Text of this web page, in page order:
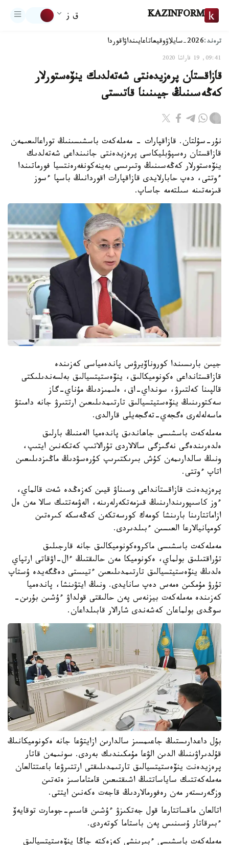
KAZINFORM ق ز
ترەند:2026-سايلاۋ وقيعاتاعايىنداۋاقوردا
09:41, 19 قاراشا 2020
قازاقستان پرەزيدەنتى شەتەلدىك ينۆەستورلار
كەڭەسىنىڭ جيىنىنا قاتىستى
نۇر-سۇلتان. قازاقپارات - مەملەكەت باسشىسىنىڭ توراعالىعىمەن
قازاقستان رەسپۋبليكاسى پرەزيدەنتى جانىنداعى شەتەلدىك
ينۆەستورلار كەڭەسىنىڭ وتىرىسى بەينەكونفەرەنتسيا فورماتىندا
ءوتتى، دەپ حابارلايدى قازاقپارات اقوردانىڭ باسپا ءسوز
قىزمەتىنە سىلتەمە جاساپ.
جيىن بارىسىندا كوروناۆيرۋس پاندەمياسى كەزىندە
قازاقستانداعى ەكونوميكالىق، ينۆەستيتسيالىق بەلسەندىلىكتى
قالپىنا كەلتىرۋ، سونداي-اق، ەلىمىزدىڭ مۇناي-گاز
سەكتورىنىڭ ينۆەستيتسيالىق تارتىمدىلىعىن ارتتىرۋ جانە دامىتۋ
ماسەلەلەرى ەگجەي-تەگجەيلى قارالدى.
مەملەكەت باسشىسى جاھاندىق پاندەميا الەمنىڭ بارلىق
ەلدەرىندەگى نەگىزگى سالالاردى تۇرالاتىپ كەتكەنىن ايتىپ،
ونىڭ سالدارىمەن كۇش بىرىكتىرىپ كۇرەسۋدىڭ ماڭىزدىلىعىن
اتاپ ءوتتى.
پرەزيدەنت قازاقستانداعى وسىناۋ قيىن كەزەڭدە شەت قالماي،
ءوز كاسىپورىندارىنىڭ قىزمەتكەرلەرىنە، الەۋمەتتىك سالا مەن ەل
ازاماتتارىنا بارىنشا كومەك كورسەتكەن كەڭەسكە كىرەتىن
كومپانيالارعا العىسىن ءبىلدىردى.
مەملەكەت باسشىسى ماكروەكونوميكالىق جانە قارجىلىق
تۇراقتىلىق بولماي، ەكونوميكا مەن حالىقتىڭ ءال-اۋقاتى ارتپاي
ەلدىڭ ينۆەستيتسيالىق تارتىمدىلىعىن ءتيىستى دەڭگەيدە ۇستاپ
تۇرۋ مۇمكىن ەمەس دەپ سانايدى. ونىڭ ايتۋىنشا، پاندەميا
كەزىندە مەملەكەت بيزنەس پەن حالىقتى قولداۋ ءۇشىن بۇرىن-
سوڭدى بولماعان كەشەندى شارالار قابىلداعان.
بۇل داعدارىستىڭ جاعىمسىز سالدارىن ازايتۋعا جانە ەكونوميكانىڭ
قۇلدىراۋىنىڭ الدىن الۋعا مۇمكىندىك بەردى. سونىمەن قاتار
پرەزيدەنت ينۆەستيتسيالىق تارتىمدىلىقتى ارتتىرۋعا باعىتتالعان
مەملەكەتتىك ساياساتتىڭ اشىقتىعىن قامتاماسىز ەتەتىن
وزگەرىستەر مەن رەفورمالاردىڭ قاجەت ەكەنىن ايتتى.
اتالعان ماقساتتارعا قول جەتكىزۋ ءۇشىن قاسىم-جومارت توقايەۆ
ءبىرقاتار ۇسىنىس پەن باستاما كوتەردى.